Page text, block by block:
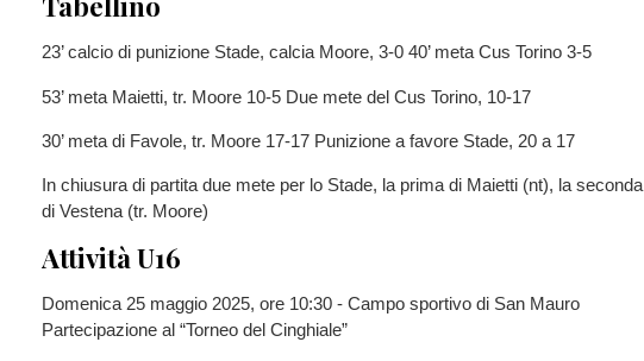
23’ calcio di punizione Stade, calcia Moore, 3-0 40’ meta Cus Torino 3-5
53’ meta Maietti, tr. Moore 10-5 Due mete del Cus Torino, 10-17
30’ meta di Favole, tr. Moore 17-17 Punizione a favore Stade, 20 a 17
In chiusura di partita due mete per lo Stade, la prima di Maietti (nt), la seconda
di Vestena (tr. Moore)
Attività U16
Domenica 25 maggio 2025, ore 10:30 - Campo sportivo di San Mauro
Partecipazione al “Torneo del Cinghiale”